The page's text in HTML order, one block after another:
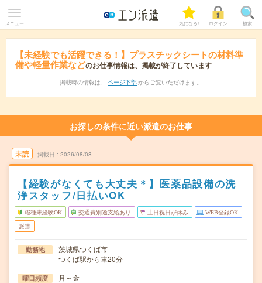
メニュー 気になる! ログイン 検索
【未経験でも活躍できる！】プラスチックシートの材料準
備や軽量作業などのお仕事情報は、掲載が終了しています
掲載時の情報は、 ページ下部 からご覧いただけます。
お探しの条件に近い派遣のお仕事
未読 掲載日 2026/08/08
【経験がなくても大丈夫＊】医薬品設備の洗
浄スタッフ/日払いOK
職種未経験OK 交通費別途支給あり 土日祝日が休み WEB登録OK
派遣
勤務地
茨城県つくば市
つくば駅から車20分
曜日頻度 月～金